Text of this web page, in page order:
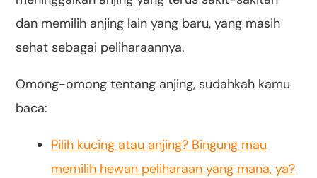
dan memilih anjing lain yang baru, yang masih
sehat sebagai peliharaannya.
Omong-omong tentang anjing, sudahkah kamu
baca:
Pilih kucing atau anjing? Bingung mau
memilih hewan peliharaan yang mana, ya?